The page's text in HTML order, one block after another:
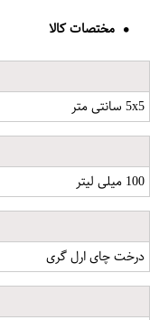
مختصات کالا
5x5 سانتی متر
100 میلی لیتر
درخت چای ارل گری